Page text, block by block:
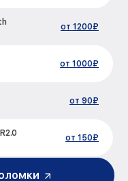
от 1200₽
от 1000₽
от 90₽
от 150₽